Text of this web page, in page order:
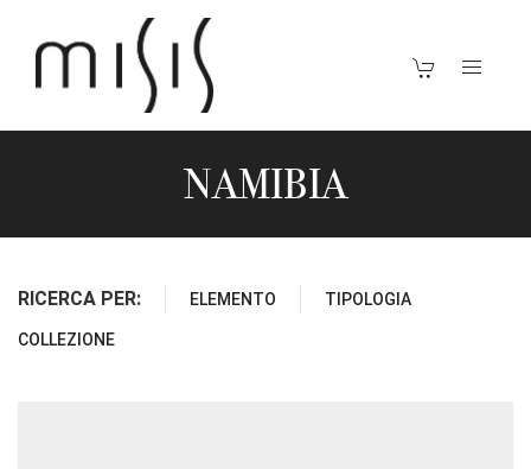
NAMIBIA
RICERCA PER: ELEMENTO TIPOLOGIA
COLLEZIONE